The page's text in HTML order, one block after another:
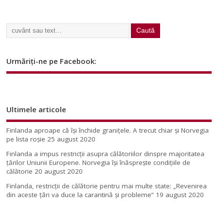
Urmăriți-ne pe Facebook:
Ultimele articole
Finlanda aproape că își închide granițele. A trecut chiar și Norvegia
pe lista roșie 25 august 2020
Finlanda a impus restricţii asupra călătoriilor dinspre majoritatea
ţărilor Uniunii Europene. Norvegia își înăsprește condițiile de
călătorie 20 august 2020
Finlanda, restricţii de călătorie pentru mai multe state: „Revenirea
din aceste ţări va duce la carantină şi probleme” 19 august 2020